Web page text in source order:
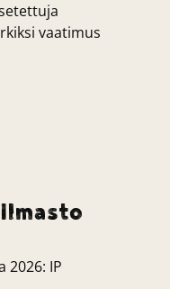
vaatimus
2026: IP